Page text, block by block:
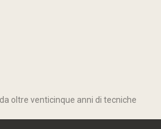
oltre venticinque anni di tecniche